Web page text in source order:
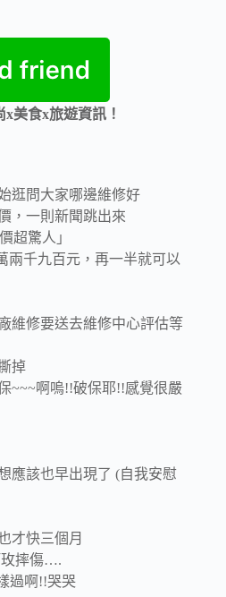
x美食x旅遊資訊！
逛問大家哪邊維修好
，一則新聞跳出來
超驚人」
兩千九百元，再一半就可以
維修要送去維修中心評估等
掉
~~~啊嗚!!破保耶!!感覺很嚴
應該也早出現了 (自我安慰
才快三個月
玫摔傷….
過啊!!哭哭